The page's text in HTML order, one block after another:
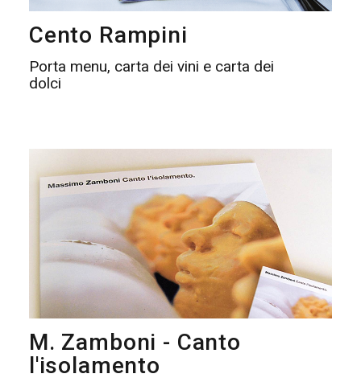
Cento Rampini
Porta menu, carta dei vini e carta dei
dolci
M. Zamboni - Canto
l'isolamento